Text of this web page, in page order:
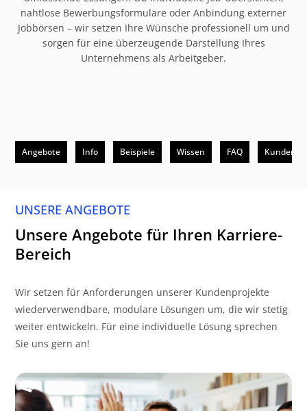
nahtlose Bewerbungsformulare oder Anbindung externer
Jobbörsen – wir setzen Ihre Wünsche professionell um und
sorgen für eine überzeugende Darstellung Ihres
Unternehmens als Arbeitgeber.
Angebote Info Beispiele Wissen FAQ Kunden
UNSERE ANGEBOTE
Unsere Angebote für Ihren Karriere-
Bereich
Wir setzen für Anforderungen unserer Kundenprojekte
wiederverwendbare, modulare Lösungen um, die wir stetig
weiter entwickeln. Für eine individuelle Lösung sprechen
Sie uns gern an!